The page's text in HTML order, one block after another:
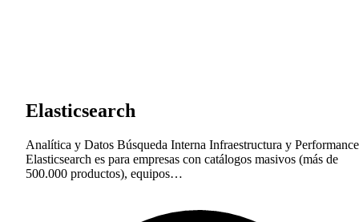
Elasticsearch
Analítica y Datos Búsqueda Interna Infraestructura y Performance
Elasticsearch es para empresas con catálogos masivos (más de
500.000 productos), equipos…